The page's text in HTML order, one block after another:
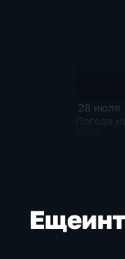
28 июля
Еще